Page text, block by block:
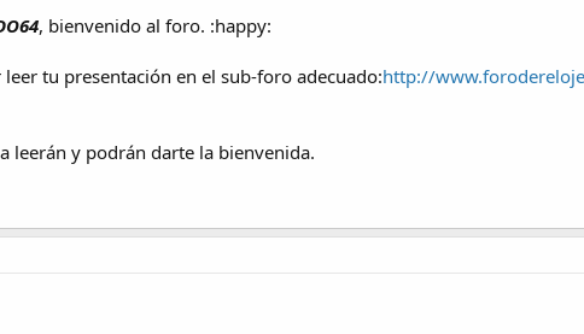
, bienvenido al foro. :happy:
tu presentación en el sub-foro adecuado:http://
leerán y podrán darte la bienvenida.